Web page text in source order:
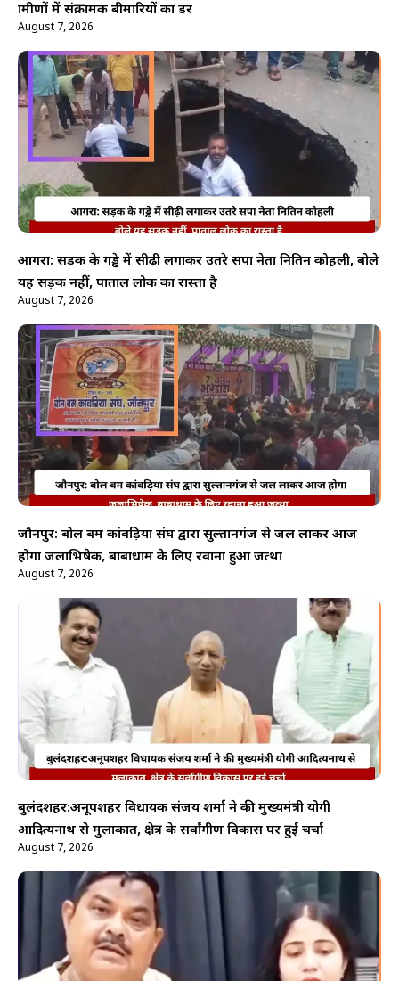
ग्रामीणों में संक्रामक बीमारियों का डर
August 7, 2026
आगरा: सड़क के गड्ढे में सीढ़ी लगाकर उतरे सपा नेता नितिन कोहली, बोले
यह सड़क नहीं, पाताल लोक का रास्ता है
August 7, 2026
जौनपुर: बोल बम कांवड़िया संघ द्वारा सुल्तानगंज से जल लाकर आज
होगा जलाभिषेक, बाबाधाम के लिए रवाना हुआ जत्था
August 7, 2026
बुलंदशहर:अनूपशहर विधायक संजय शर्मा ने की मुख्यमंत्री योगी
आदित्यनाथ से मुलाकात, क्षेत्र के सर्वांगीण विकास पर हुई चर्चा
August 7, 2026